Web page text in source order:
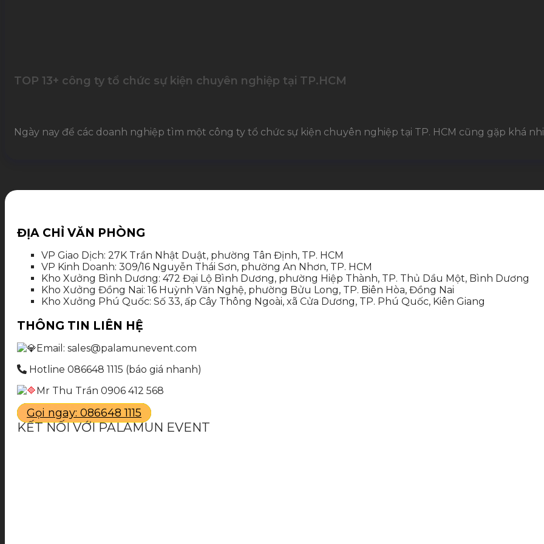
TOP 13+ công ty tổ chức sự kiện chuyên nghiệp tại TP.HCM
Ngày nay để các doanh nghiệp tìm một công ty tổ chức sự kiện chuyên nghiệp tại TP. HCM cũng gặp khá
ĐỊA CHỈ VĂN PHÒNG
VP Giao Dịch: 27K Trần Nhật Duật, phường Tân Định, TP. HCM
VP Kinh Doanh: 309/16 Nguyễn Thái Sơn, phường An Nhơn, TP. HCM
Kho Xưởng Bình Dương: 472 Đại Lộ Bình Dương, phường Hiệp Thành, TP. Thủ Dầu Một, Bình Dương
Kho Xưởng Đồng Nai: 16 Huỳnh Văn Nghệ, phường Bửu Long, TP. Biên Hòa, Đồng Nai
Kho Xưởng Phú Quốc: Số 33, ấp Cây Thông Ngoài, xã Cửa Dương, TP. Phú Quốc, Kiên Giang
THÔNG TIN LIÊN HỆ
Email: sales@palamunevent.com
Hotline 086648 1115 (báo giá nhanh)
Mr Thu Trần 0906 412 568
Gọi ngay: 086648 1115
KẾT NỐI VỚI PALAMUN EVENT